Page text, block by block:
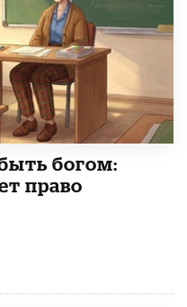
богом:
право